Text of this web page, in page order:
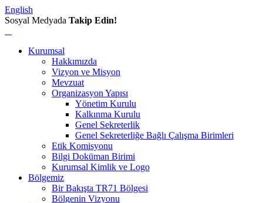
English
Sosyal Medyada Takip Edin!
Kurumsal
Hakkımızda
Vizyon ve Misyon
Mevzuat
Organizasyon Yapısı
Yönetim Kurulu
Kalkınma Kurulu
Genel Sekreterlik
Genel Sekreterliğe Bağlı Çalışma Birimleri
Etik Komisyonu
Bilgi Doküman Birimi
Kurumsal Kimlik ve Logo
Bölgemiz
Bir Bakışta TR71 Bölgesi
Bölgenin Vizyonu